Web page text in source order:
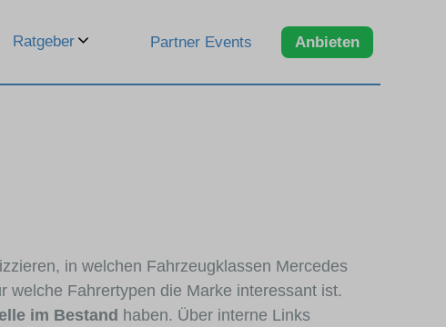
Ratgeber Partner Events Anbieten
in welchen Fahrzeugklassen Mercedes
welche Fahrertypen die Marke interessant ist.
im Bestand haben. Über interne Links